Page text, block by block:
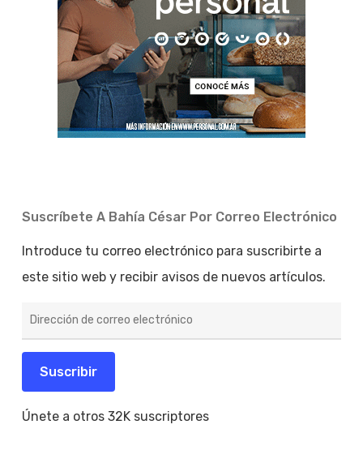
Suscríbete A Bahía César Por Correo Electrónico
Introduce tu correo electrónico para suscribirte a
este sitio web y recibir avisos de nuevos artículos.
de
electrónico
Suscribir
Únete a otros 32K suscriptores